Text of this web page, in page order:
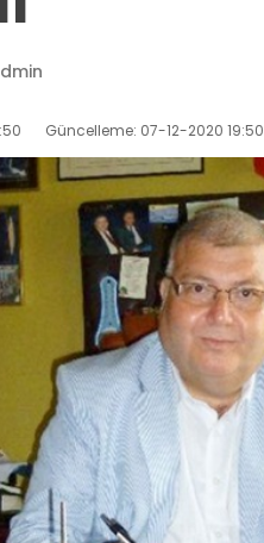
Güncelleme: 07-12-2020 19:50